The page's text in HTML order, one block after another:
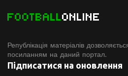
FOOTBALLONLINE
Републікація матеріалів
посиланням на даний портал.
Підписатися на оновлення